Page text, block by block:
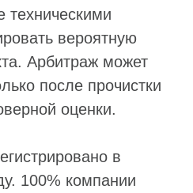
техническими
вероятную
Арбитраж может
после прочистки
оценки.
в
100% компании